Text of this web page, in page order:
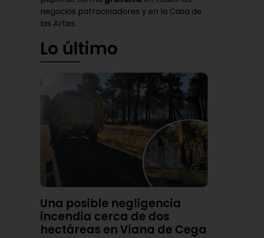
negocios patrocinadores y en la Casa de
las Artes.
Lo último
Una posible negligencia
incendia cerca de dos
hectáreas en Viana de Cega